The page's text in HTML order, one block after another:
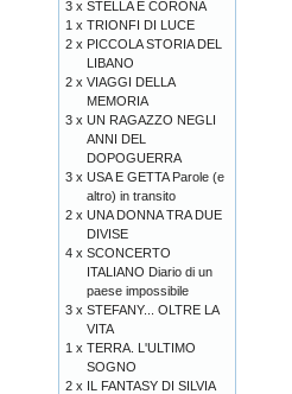
3 x STELLA E CORONA
1 x TRIONFI DI LUCE
2 x PICCOLA STORIA DEL
LIBANO
2 x VIAGGI DELLA
MEMORIA
3 x UN RAGAZZO NEGLI
ANNI DEL
DOPOGUERRA
3 x USA E GETTA Parole (e
altro) in transito
2 x UNA DONNA TRA DUE
DIVISE
4 x SCONCERTO
ITALIANO Diario di un
paese impossibile
3 x STEFANY... OLTRE LA
VITA
1 x TERRA. L'ULTIMO
SOGNO
2 x IL FANTASY DI SILVIA